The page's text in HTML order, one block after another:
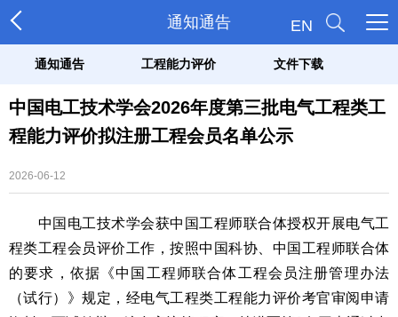
通知通告 EN
通知通告 工程能力评价 文件下载
中国电工技术学会2026年度第三批电气工程类工
程能力评价拟注册工程会员名单公示
2026-06-12
中国电工技术学会获中国工程师联合体授权开展电气工
程类工程会员评价工作，按照中国科协、中国工程师联合体
的要求，依据《中国工程师联合体工程会员注册管理办法
（试行）》规定，经电气工程类工程能力评价考官审阅申请